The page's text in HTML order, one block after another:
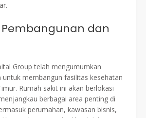
Pembangunan dan
Group telah mengumumkan
untuk membangun fasilitas kesehatan
Rumah sakit ini akan berlokasi
berbagai area penting di
perumahan, kawasan bisnis,